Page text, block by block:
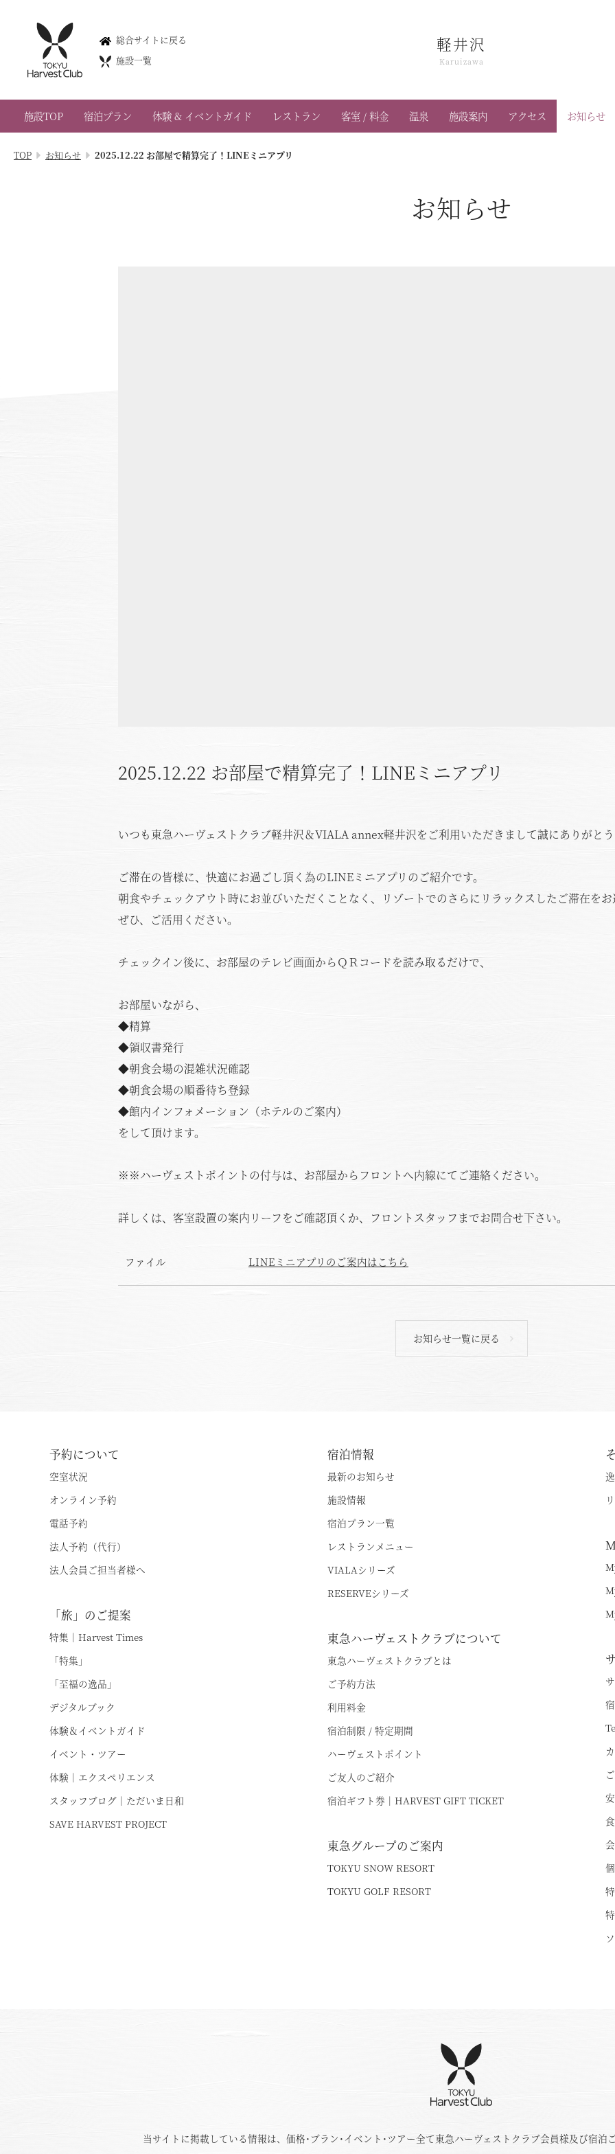
総合サイトに戻る
施設一覧
軽井沢
Karuizawa
施設TOP 宿泊プラン 体験 & イベントガイド レストラン 客室 / 料金 温泉 施設案内 アクセス お知らせ
軽井沢
Karuizawa
会員権のご案内
TOP
TOP お知らせ 2025.12.22 お部屋で精算完了！LINEミニアプリ
お知らせ
2025.12.22 お部屋で精算完了！LINEミニアプリ
いつも東急ハーヴェストクラブ軽井沢＆VIALA annex軽井沢をご利用いただきまして誠にありがと
ご滞在の皆様に、快適にお過ごし頂く為のLINEミニアプリのご紹介です。
朝食やチェックアウト時にお並びいただくことなく、リゾートでのさらにリラックスしたご滞在を
ぜひ、ご活用ください。
チェックイン後に、お部屋のテレビ画面からＱＲコードを読み取るだけで、
お部屋いながら、
◆精算
◆領収書発行
◆朝食会場の混雑状況確認
◆朝食会場の順番待ち登録
◆館内インフォメーション（ホテルのご案内）
をして頂けます。
※※ハーヴェストポイントの付与は、お部屋からフロントへ内線にてご連絡ください。
詳しくは、客室設置の案内リーフをご確認頂くか、フロントスタッフまでお問合せ下さい。
ファイル LINEミニアプリのご案内はこちら
お知らせ一覧に戻る
予約について
空室状況
オンライン予約
電話予約
法人予約（代行）
法人会員ご担当者様へ
「旅」のご提案
特集｜Harvest Times
「特集」
「至福の逸品」
デジタルブック
体験＆イベントガイド
イベント・ツアー
体験｜エクスペリエンス
スタッフブログ｜ただいま日和
SAVE HARVEST PROJECT
宿泊情報
最新のお知らせ
施設情報
宿泊プラン一覧
レストランメニュー
VIALAシリーズ
RESERVEシリーズ
東急ハーヴェストクラブについて
東急ハーヴェストクラブとは
ご予約方法
利用料金
宿泊制限 / 特定期間
ハーヴェストポイント
ご友人のご紹介
宿泊ギフト券｜HARVEST GIFT TICKET
東急グループのご案内
TOKYU SNOW RESORT
TOKYU GOLF RESORT
当サイトに掲載している情報は、価格･プラン･イベント･ツアー全て東急ハーヴェストクラブ会員様及び宿泊